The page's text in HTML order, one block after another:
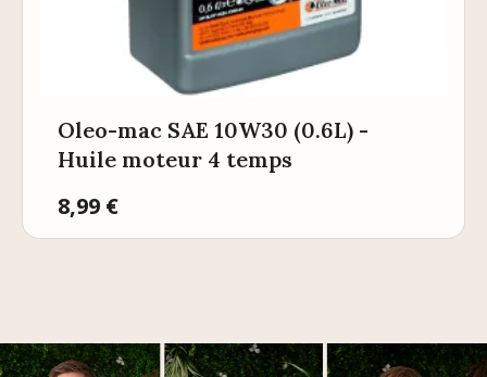
Oleo-mac SAE 10W30 (0.6L) -
Huile moteur 4 temps
Prix
8,99 €